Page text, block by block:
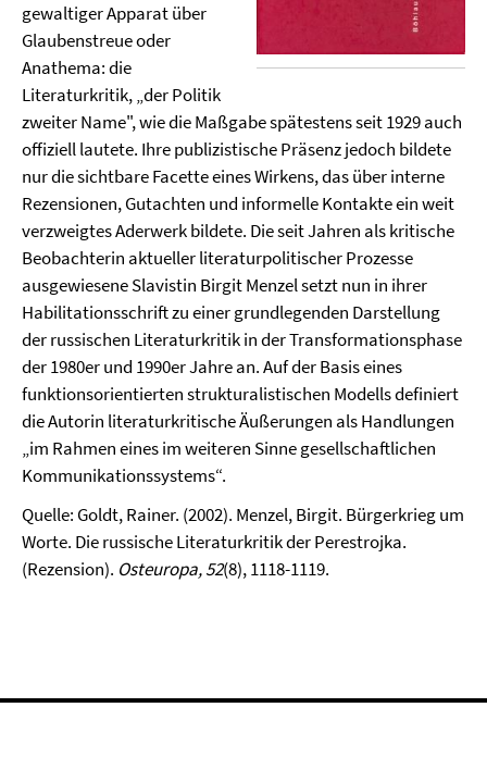
gewaltiger Apparat über
Glaubenstreue oder
Anathema: die
Literaturkritik, „der Politik
zweiter Name", wie die Maßgabe spätestens seit 1929 auch
offiziell lautete. Ihre publizistische Präsenz jedoch bildete
nur die sichtbare Facette eines Wirkens, das über interne
Rezensionen, Gutachten und informelle Kontakte ein weit
verzweigtes Aderwerk bildete. Die seit Jahren als kritische
Beobachterin aktueller literaturpolitischer Prozesse
ausgewiesene Slavistin Birgit Menzel setzt nun in ihrer
Habilitationsschrift zu einer grundlegenden Darstellung
der russischen Literaturkritik in der Transformationsphase
der 1980er und 1990er Jahre an. Auf der Basis eines
funktionsorientierten strukturalistischen Modells definiert
die Autorin literaturkritische Äußerungen als Handlungen
„im Rahmen eines im weiteren Sinne gesellschaftlichen
Kommunikationssystems“.
Quelle: Goldt, Rainer. (2002). Menzel, Birgit. Bürgerkrieg um
Worte. Die russische Literaturkritik der Perestrojka.
(Rezension). Osteuropa,52(8), 1118-1119.